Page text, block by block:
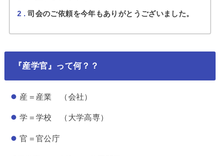
2 司会のご依頼を今年もありがとうございました。
『産学官』って何？？
産＝産業 （会社）​
学＝学校 （大学高専）
官＝官公庁